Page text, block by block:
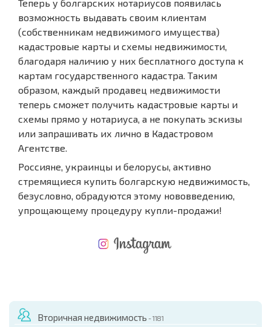
Теперь у болгарских нотариусов появилась
возможность выдавать своим клиентам
(собственникам недвижимого имущества)
кадастровые карты и схемы недвижимости,
благодаря наличию у них бесплатного доступа к
картам государственного кадастра. Таким
образом, каждый продавец недвижимости
теперь сможет получить кадастровые карты и
схемы прямо у нотариуса, а не покупать эскизы
или запрашивать их лично в Кадастровом
Агентстве.
Россияне, украинцы и белорусы, активно
стремящиеся купить болгарскую недвижимость,
безусловно, обрадуются этому нововведению,
упрощающему процедуру купли-продажи!
Вторичная недвижимость - 1181